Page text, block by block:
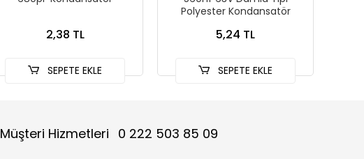
2,38 TL
SEPETE EKLE
Polyester Kondansatör
5,24 TL
SEPETE EKLE
Müşteri Hizmetleri 0 222 503 85 09